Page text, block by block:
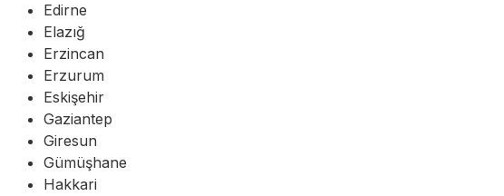
Edirne
Elazığ
Erzincan
Erzurum
Eskişehir
Gaziantep
Giresun
Gümüşhane
Hakkari